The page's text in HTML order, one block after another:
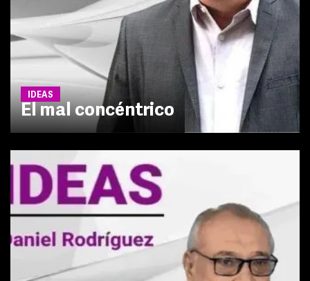
IDEAS
El mal concéntrico